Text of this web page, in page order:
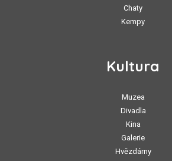
Chaty
Kempy
Kultura
Muzea
Divadla
Kina
Galerie
Hvězdárny